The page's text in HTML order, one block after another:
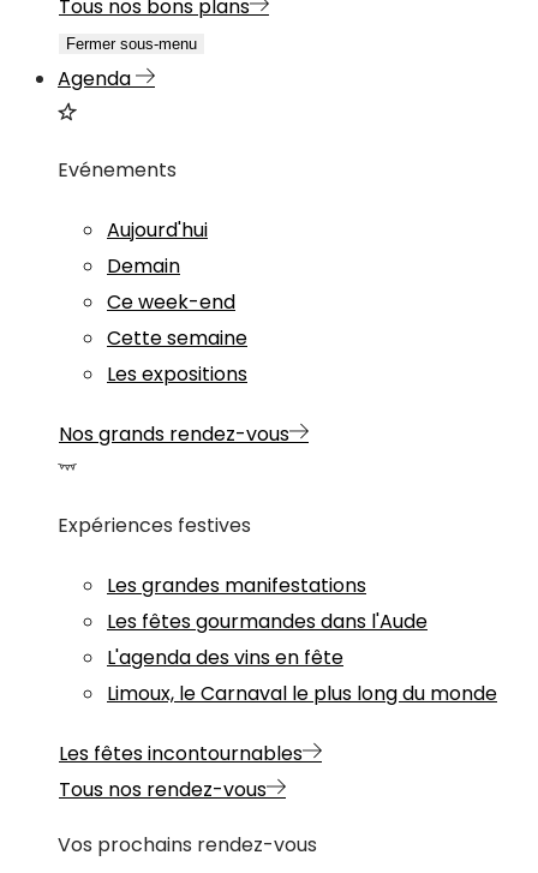
Tous nos bons plans
Fermer sous-menu
Agenda
Evénements
Aujourd'hui
Demain
Ce week-end
Cette semaine
Les expositions
Nos grands rendez-vous
Expériences festives
Les grandes manifestations
Les fêtes gourmandes dans l'Aude
L'agenda des vins en fête
Limoux, le Carnaval le plus long du monde
Les fêtes incontournables
Tous nos rendez-vous
Vos prochains rendez-vous